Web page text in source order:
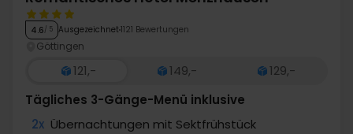
4.6/ 5 Ausgezeichnet 1121 Bewertungen
Göttingen
121,- 149,-
129,-
Tägliches 3-Gänge-Menü inklusive
2x Übernachtungen mit Sektfrühstück